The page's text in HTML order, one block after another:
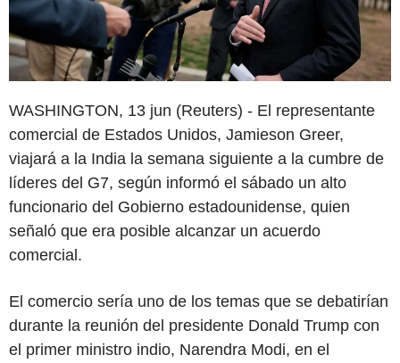
WASHINGTON, 13 jun (Reuters) - El representante
comercial de Estados Unidos, Jamieson Greer,
viajará a la India la semana siguiente a la cumbre de
líderes del G7, según informó el sábado un alto
funcionario del Gobierno estadounidense, quien
señaló que era posible alcanzar un acuerdo
comercial.
El comercio sería uno de los temas que se debatirían
durante la reunión del presidente Donald Trump con
el primer ministro indio, Narendra Modi, en el